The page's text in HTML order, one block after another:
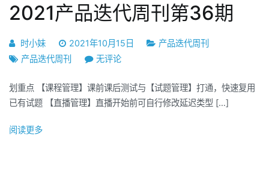
期
2021产品迭代周刊第36期
时小妹 2021年10月15日
产品迭代周刊
产品迭代周刊
2021
品
迭
无评论
划重点 【课程管理】课前课后测试与【试题管理】打通，快速复用
已有试题 【直播管理】直播开始前可自行修改延迟类型 […]
阅读更多